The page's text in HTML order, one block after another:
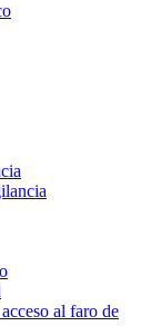
al faro de